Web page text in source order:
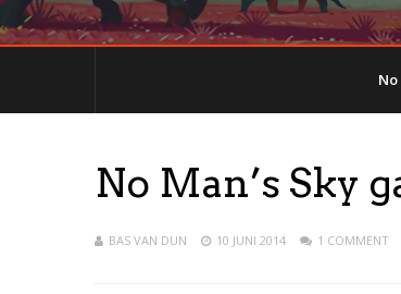
No
No Man’s Sky
BAS VAN DUN 10 JUNI 2014 1 COMMENT